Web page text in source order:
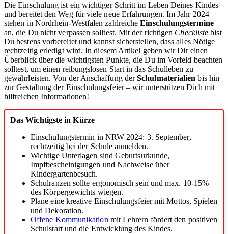
Die Einschulung ist ein wichtiger Schritt im Leben Deines Kindes
und bereitet den Weg für viele neue Erfahrungen. Im Jahr 2024
stehen in Nordrhein-Westfalen zahlreicheEinschulungstermine
an, die Du nicht verpassen solltest. Mit der richtigen Checkliste bist
Du bestens vorbereitet und kannst sicherstellen, dass alles Nötige
rechtzeitig erledigt wird. In diesem Artikel geben wir Dir einen
Überblick über die wichtigsten Punkte, die Du im Vorfeld beachten
solltest, um einen reibungslosen Start in das Schulleben zu
gewährleisten. Von der Anschaffung derSchulmaterialien bis hin
zur Gestaltung der Einschulungsfeier – wir unterstützen Dich mit
hilfreichen Informationen!
Das Wichtigste in Kürze
Einschulungstermin in NRW 2024: 3. September,
rechtzeitig bei der Schule anmelden.
Wichtige Unterlagen sind Geburtsurkunde,
Impfbescheinigungen und Nachweise über
Kindergartenbesuch.
Schulranzen sollte ergonomisch sein und max. 10-15%
des Körpergewichts wiegen.
Plane eine kreative Einschulungsfeier mit Mottos, Spielen
und Dekoration.
Offene Kommunikation mit Lehrern fördert den positiven
Schulstart und die Entwicklung des Kindes.